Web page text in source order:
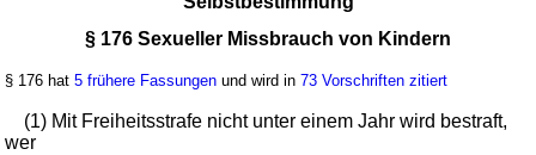
§ 176 Sexueller Missbrauch von Kindern
§ 176 hat5 frühere Fassungen und wird in73 Vorschriften zitiert
(1) Mit Freiheitsstrafe nicht unter einem Jahr wird bestraft,
wer